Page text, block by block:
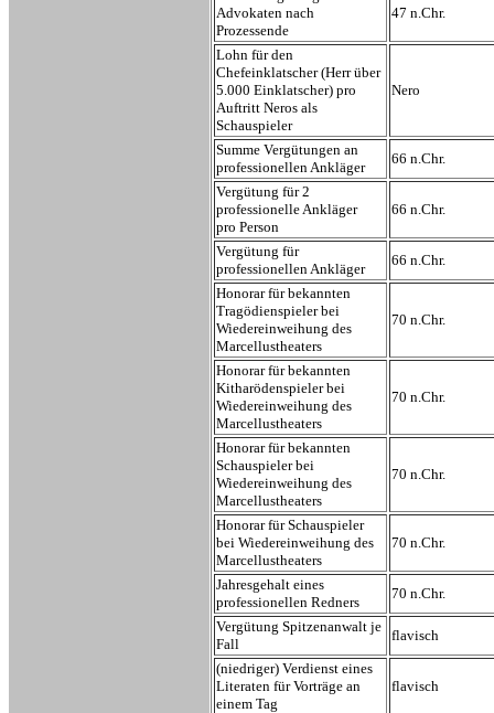
Advokaten nach
Prozessende
47 n.Chr.
Lohn für den
Chefeinklatscher (Herr über
5.000 Einklatscher) pro
Auftritt Neros als
Schauspieler
Nero
Summe Vergütungen an
professionellen Ankläger
66 n.Chr.
Vergütung für 2
professionelle Ankläger
pro Person
66 n.Chr.
Vergütung für
professionellen Ankläger
66 n.Chr.
Honorar für bekannten
Tragödienspieler bei
Wiedereinweihung des
Marcellustheaters
70 n.Chr.
Honorar für bekannten
Kitharödenspieler bei
Wiedereinweihung des
Marcellustheaters
70 n.Chr.
Honorar für bekannten
Schauspieler bei
Wiedereinweihung des
Marcellustheaters
70 n.Chr.
Honorar für Schauspieler
bei Wiedereinweihung des
Marcellustheaters
70 n.Chr.
Jahresgehalt eines
professionellen Redners
70 n.Chr.
Vergütung Spitzenanwalt je
Fall
flavisch
(niedriger) Verdienst eines
Literaten für Vorträge an
einem Tag
flavisch